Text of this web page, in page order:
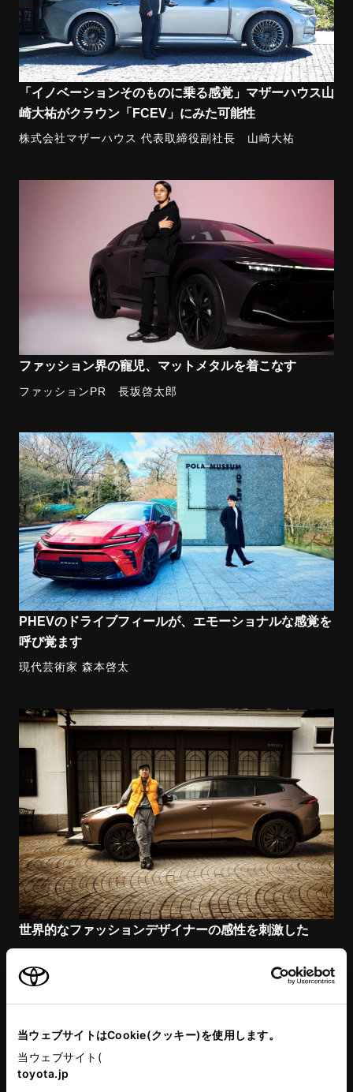
当ウェブサイトはCookie(クッキー)を使用します。
当ウェブサイト(
toyota.jp
「イノベーションそのものに乗る感覚」マザーハウス山
崎大祐がクラウン「FCEV」にみた可能性
株式会社マザーハウス 代表取締役副社長 山崎大祐
ファッション界の寵児、マットメタルを着こなす
ファッションPR 長坂啓太郎
PHEVのドライブフィールが、エモーショナルな感覚を
呼び覚ます
現代芸術家 森本啓太
世界的なファッションデザイナーの感性を刺激した